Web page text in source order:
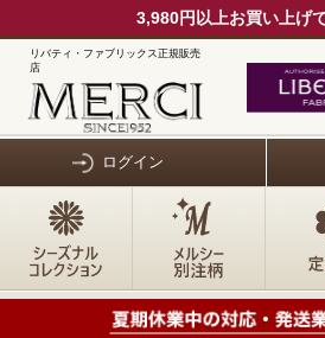
3,980円以上お買い上げ
リバティ・ファブリックス正規販売
店
ログイン